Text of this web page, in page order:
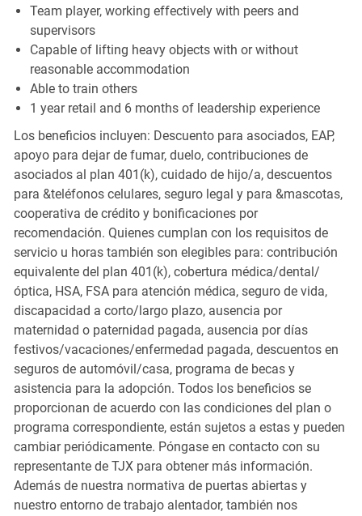
Team player, working effectively with peers and
supervisors
Capable of lifting heavy objects with or without
reasonable accommodation
Able to train others
1 year retail and 6 months of leadership experience
Los beneficios incluyen: Descuento para asociados, EAP,
apoyo para dejar de fumar, duelo, contribuciones de
asociados al plan 401(k), cuidado de hijo/a, descuentos
para &teléfonos celulares, seguro legal y para &mascotas,
cooperativa de crédito y bonificaciones por
recomendación. Quienes cumplan con los requisitos de
servicio u horas también son elegibles para: contribución
equivalente del plan 401(k), cobertura médica/dental/
óptica, HSA, FSA para atención médica, seguro de vida,
discapacidad a corto/largo plazo, ausencia por
maternidad o paternidad pagada, ausencia por días
festivos/vacaciones/enfermedad pagada, descuentos en
seguros de automóvil/casa, programa de becas y
asistencia para la adopción. Todos los beneficios se
proporcionan de acuerdo con las condiciones del plan o
programa correspondiente, están sujetos a estas y pueden
cambiar periódicamente. Póngase en contacto con su
representante de TJX para obtener más información.
Además de nuestra normativa de puertas abiertas y
nuestro entorno de trabajo alentador, también nos